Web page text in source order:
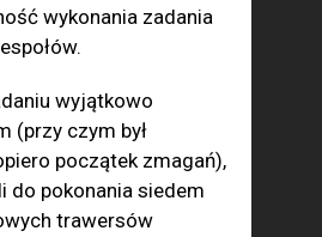
wykonania zadania
wyjątkowo
(przy czym był
początek zmagań),
do pokonania siedem
trawersów